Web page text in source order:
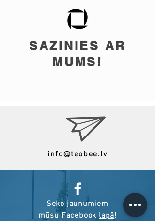
SAZINIES AR
MUMS!
info@teobee.lv
Seko jaunumiem
mūsu Facebooklapā!